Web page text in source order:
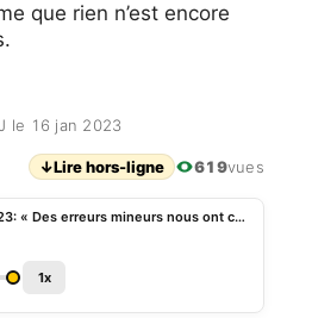
que rien n’est encore
le 16 jan 2023
↓Lire hors-ligne 619vues
CHAN 2023: « Des erreurs mineurs nous ont coà»té le match » contre Madagascar, coach du Ghana
1x